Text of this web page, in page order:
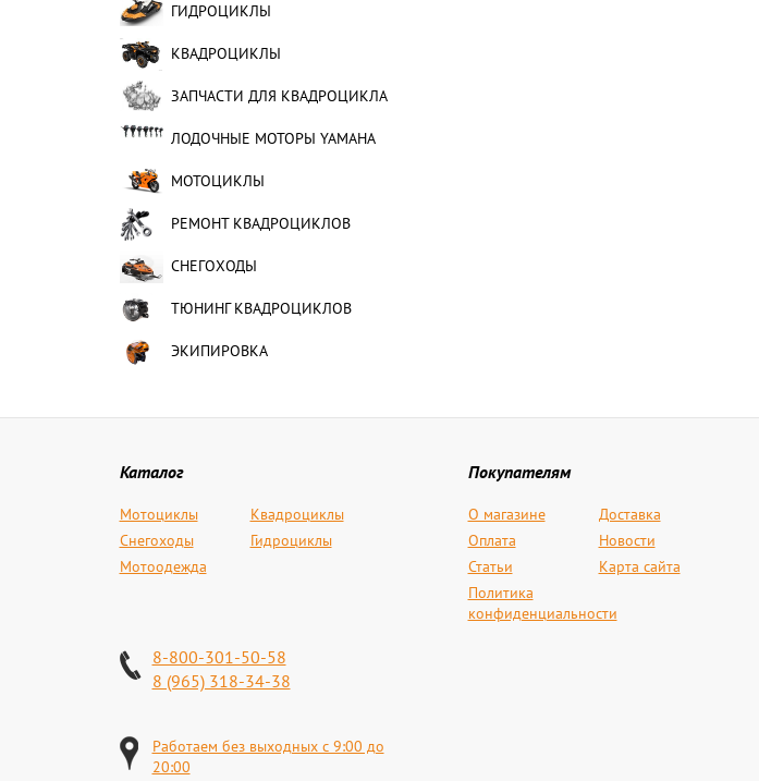
ГИДРОЦИКЛЫ
КВАДРОЦИКЛЫ
ЗАПЧАСТИ ДЛЯ КВАДРОЦИКЛА
ЛОДОЧНЫЕ МОТОРЫ YAMAHA
МОТОЦИКЛЫ
РЕМОНТ КВАДРОЦИКЛОВ
СНЕГОХОДЫ
ТЮНИНГ КВАДРОЦИКЛОВ
ЭКИПИРОВКА
Каталог
Мотоциклы
Квадроциклы
Снегоходы
Гидроциклы
Мотоодежда
Покупателям
О магазине
Доставка
Оплата
Новости
Статьи
Карта сайта
Политика
конфиденциальности
8-800-301-50-58
8 (965) 318-34-38
Работаем без выходных с 9:00 до
20:00